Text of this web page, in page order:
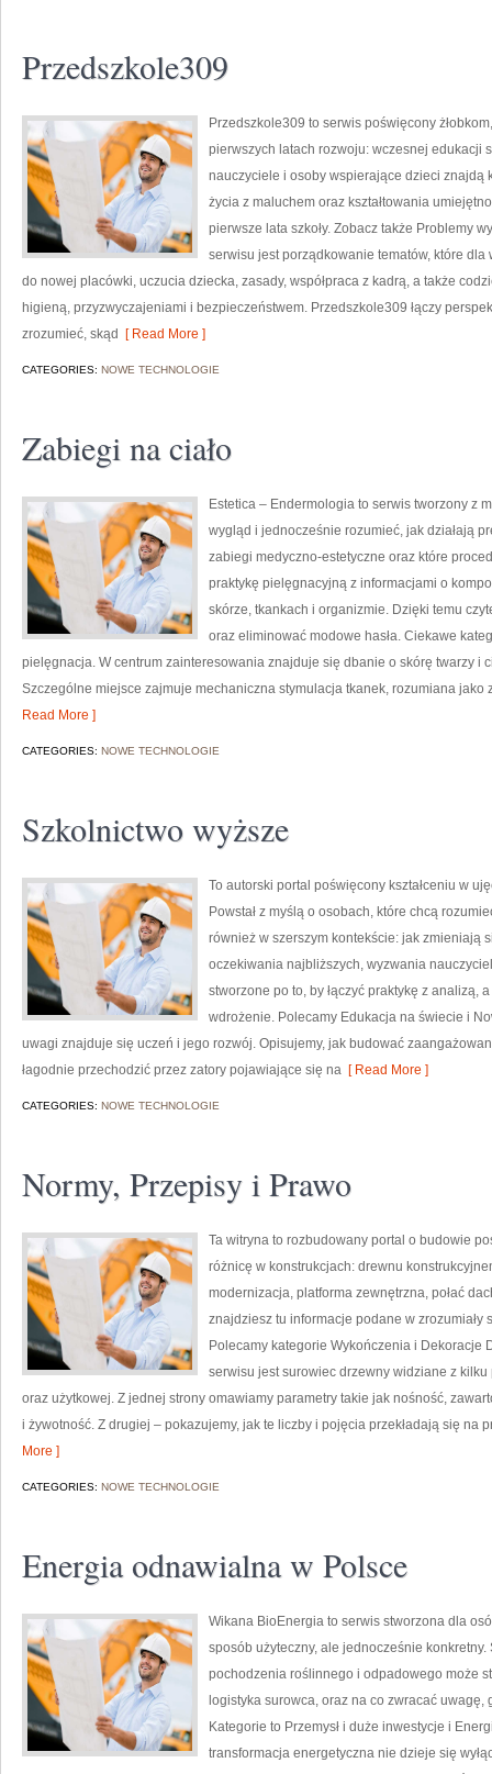
Przedszkole309
Przedszkole309 to serwis poświęcony
pierwszych latach rozwoju: wczesnej edukacji
nauczyciele i osoby wspierające dzieci
życia z maluchem oraz kształtowania
pierwsze lata szkoły. Zobacz także Problemy
serwisu jest porządkowanie tematów, które
do nowej placówki, uczucia dziecka, zasady, współpraca z kadrą, a także
higieną, przyzwyczajeniami i bezpieczeństwem. Przedszkole309 łączy
zrozumieć, skąd
[ Read More ]
CATEGORIES: NOWE TECHNOLOGIE
Zabiegi na ciało
Estetica – Endermologia to serwis tworzony z
wygląd i jednocześnie rozumieć, jak działają
zabiegi medyczno-estetyczne oraz które
praktykę pielęgnacyjną z informacjami o
skórze, tkankach i organizmie. Dzięki temu
oraz eliminować modowe hasła. Ciekawe
pielęgnacja. W centrum zainteresowania znajduje się dbanie o skórę twarzy i
Szczególne miejsce zajmuje mechaniczna stymulacja tkanek, rozumiana
Read More ]
CATEGORIES: NOWE TECHNOLOGIE
Szkolnictwo wyższe
To autorski portal poświęcony kształceniu w
Powstał z myślą o osobach, które chcą
również w szerszym kontekście: jak zmieniają
oczekiwania najbliższych, wyzwania
stworzone po to, by łączyć praktykę z analizą,
wdrożenie. Polecamy Edukacja na świecie i
uwagi znajduje się uczeń i jego rozwój. Opisujemy, jak budować
łagodnie przechodzić przez zatory pojawiające się na [ Read More ]
CATEGORIES: NOWE TECHNOLOGIE
Normy, Przepisy i Prawo
Ta witryna to rozbudowany portal o budowie
różnicę w konstrukcjach: drewnu
modernizacja, platforma zewnętrzna, połać
znajdziesz tu informacje podane w
Polecamy kategorie Wykończenia i Dekoracje
serwisu jest surowiec drzewny widziane z
oraz użytkowej. Z jednej strony omawiamy parametry takie jak nośność,
i żywotność. Z drugiej – pokazujemy, jak te liczby i pojęcia przekładają się na
More ]
CATEGORIES: NOWE TECHNOLOGIE
Energia odnawialna w Polsce
Wikana BioEnergia to serwis stworzona dla
sposób użyteczny, ale jednocześnie
pochodzenia roślinnego i odpadowego może
logistyka surowca, oraz na co zwracać
Kategorie to Przemysł i duże inwestycje i
transformacja energetyczna nie dzieje się